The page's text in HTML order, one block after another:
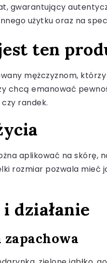
gwarantujący
użytku oraz na
ten
mężczyznom,
chcą emanować
randek.
aplikować na skórę,
rozmiar pozwala mieć
działanie